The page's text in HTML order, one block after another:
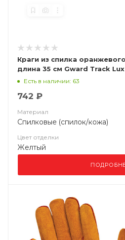
Краги из спилка
длина 35 см Gward Track Lux
Есть в наличии: 63
742 ₽
Материал
Спилковые (спилок/кожа)
Цвет отделки
Желтый